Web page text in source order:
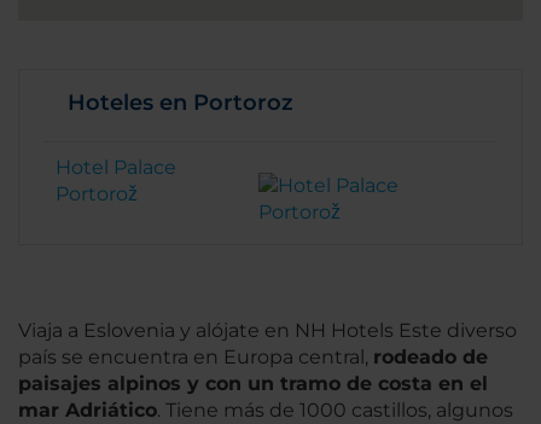
Hoteles en Portoroz
Hotel Palace
Portorož
Viaja a Eslovenia y alójate en NH Hotels Este diverso
país se encuentra en Europa central, rodeado de
paisajes alpinos y con un tramo de costa en el
mar Adriático. Tiene más de 1000 castillos, algunos